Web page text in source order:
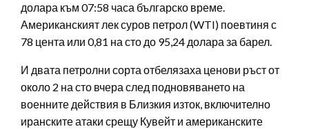
долара към 07:58 часа българско време.
Американският лек суров петрол (WTI) поевтиня с
78 цента или 0,81 на сто до 95,24 долара за барел.
И двата петролни сорта отбелязаха ценови ръст от
около 2 на сто вчера след подновяването на
военните действия в Близкия изток, включително
иранските атаки срещу Кувейт и американските